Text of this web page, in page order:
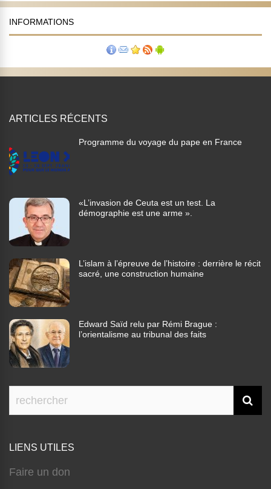
INFORMATIONS
ARTICLES RÉCENTS
Programme du voyage du pape en France
«L’invasion de Ceuta est un test. La
démographie est une arme ».
L’islam à l’épreuve de l’histoire : derrière le récit
sacré, une construction humaine
Edward Saïd relu par Rémi Brague :
l’orientalisme au tribunal des faits
LIENS UTILES
Faire un don